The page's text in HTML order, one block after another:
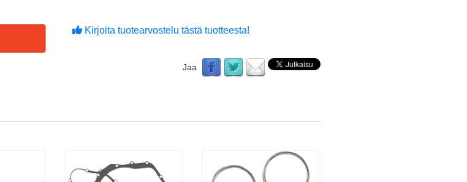
Kirjoita tuotearvostelu tästä tuotteesta!
Jaa